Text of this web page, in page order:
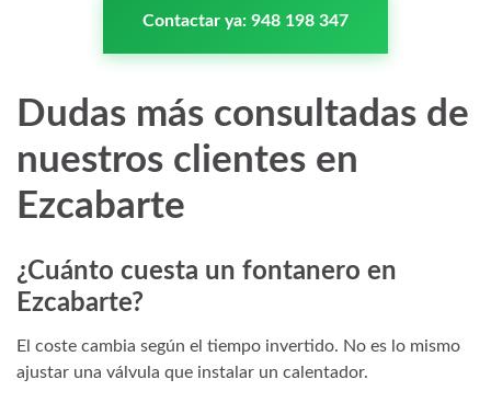
Contactar ya: 948 198 347
Dudas más consultadas de
nuestros clientes en
Ezcabarte
¿Cuánto cuesta un fontanero en
Ezcabarte?
El coste cambia según el tiempo invertido. No es lo mismo
ajustar una válvula que instalar un calentador.